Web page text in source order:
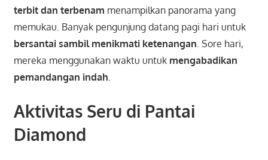
terbit dan terbenam menampilkan panorama yang
memukau. Banyak pengunjung datang pagi hari untuk
bersantai sambil menikmati ketenangan . Sore hari,
mereka menggunakan waktu untuk mengabadikan
pemandangan indah
Aktivitas Seru di Pantai
Diamond